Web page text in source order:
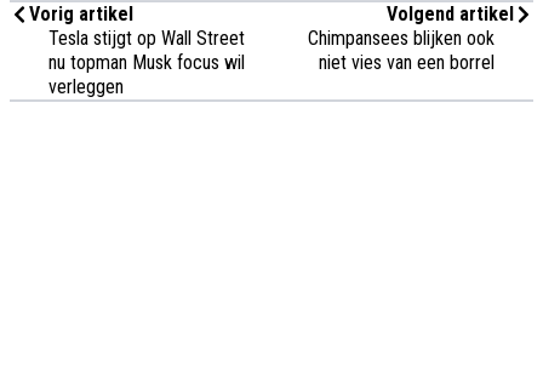
Vorig artikel
Tesla stijgt op Wall Street
nu topman Musk focus wil
verleggen
Volgend artikel
Chimpansees blijken ook
niet vies van een borrel